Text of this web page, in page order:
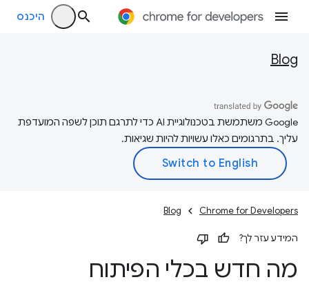
היכנס
Blog
‫Google משתמשת בטכנולוגיית AI כדי לתרגם תוכן לשפה המועדפת
עליך. בתרגומים כאלו עשויות להיות שגיאות.
Chrome for Developers
Blog
המידע עזר לך?
מה חדש בכלי הפיתוח